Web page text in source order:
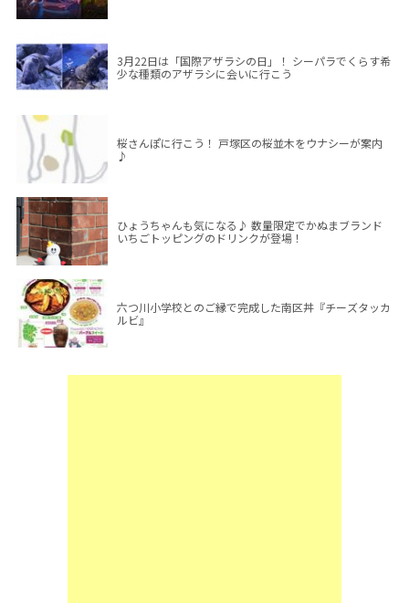
3月22日は「国際アザラシの日」！ シーパラでくらす希
少な種類のアザラシに会いに行こう
桜さんぽに行こう！ 戸塚区の桜並木をウナシーが案内
♪
ひょうちゃんも気になる♪ 数量限定でかぬまブランド
いちごトッピングのドリンクが登場！
六つ川小学校とのご縁で完成した南区丼『チーズタッカ
ルビ』